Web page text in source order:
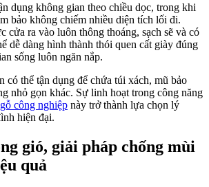
dụng không gian theo chiều dọc, trong khi
bảo không chiếm nhiều diện tích lối đi.
cửa ra vào luôn thông thoáng, sạch sẽ và có
dễ dàng hình thành thói quen cất giày đúng
sống luôn ngăn nắp.
có thể tận dụng để chứa túi xách, mũ bảo
nhỏ gọn khác. Sự linh hoạt trong công năng
công nghiệp này trở thành lựa chọn lý
hiện đại.
gió, giải pháp chống mùi
quả